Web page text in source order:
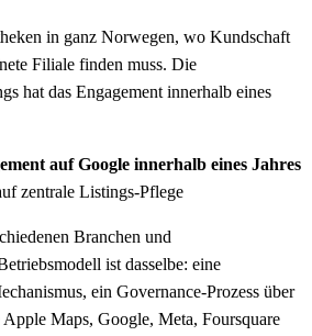
in ganz Norwegen, wo Kundschaft
Filiale finden muss. Die
hat das Engagement innerhalb eines
auf Google innerhalb eines Jahres
zentrale Listings-Pflege
Branchen und
ist dasselbe: eine
ein Governance-Prozess über
Maps, Google, Meta, Foursquare